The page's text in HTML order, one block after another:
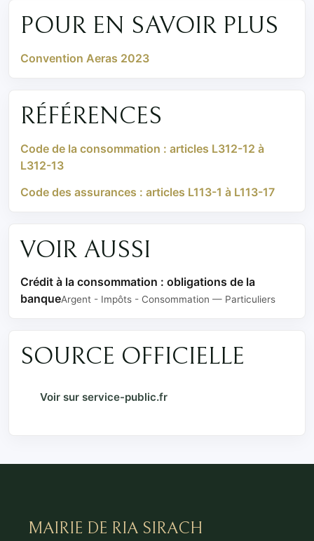
POUR EN SAVOIR PLUS
Convention Aeras 2023
RÉFÉRENCES
Code de la consommation : articles L312-12 à
L312-13
Code des assurances : articles L113-1 à L113-17
VOIR AUSSI
Crédit à la consommation : obligations de la
banqueArgent - Impôts - Consommation — Particuliers
SOURCE OFFICIELLE
Voir sur service-public.fr
MAIRIE DE RIA SIRACH